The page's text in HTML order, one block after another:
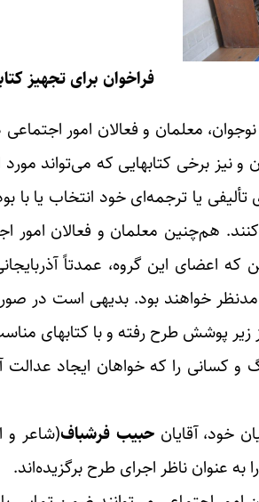
فراخوان برای تجهیز
معلمان و فعالان امور
و نیز برخی کتابهایی که می‌تواند
تألیفی یا ترجمه‌ای خود انتخاب یا
هم‌چنین معلمان و فعالان امور
اعضای این گروه، عمدتاً
مد‌نظر خواهند بود. بدیهی است در
زیر پوشش طرح رفته و با کتابهای
و کسانی را که خواهان ایجاد
حبیب فرشباف(شاعر و
عنوان ناظر اجرای طرح برگزیده‌اند.